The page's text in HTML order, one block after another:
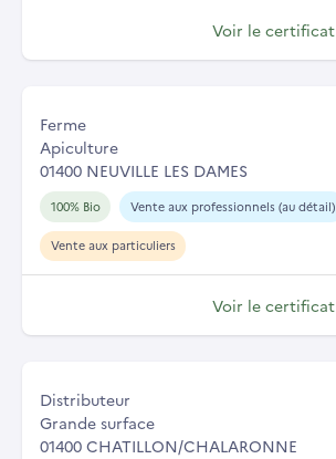
Voir le certificat
Ferme
Apiculture
01400 NEUVILLE LES DAMES
100% Bio Vente aux professionnels (au détail)
Vente aux particuliers
Voir le certificat
Distributeur
Grande surface
01400 CHATILLON/CHALARONNE